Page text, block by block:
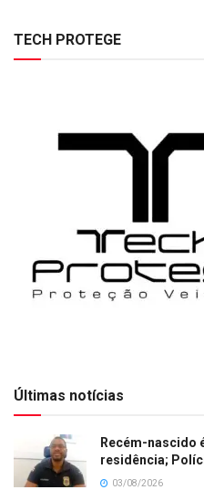
TECH PROTEGE
Últimas notícias
Recém-nascido
residência;
03/08/2026